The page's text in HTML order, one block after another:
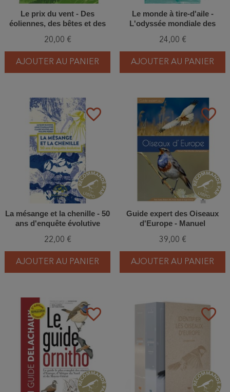
Le prix du vent - Des
éoliennes, des bêtes et des
20,00 €
AJOUTER AU PANIER
Le monde à tire-d'aile -
L'odyssée mondiale des
24,00 €
AJOUTER AU PANIER
favorite_border
La mésange et la chenille - 50
ans d'enquête évolutive
22,00 €
AJOUTER AU PANIER
favorite_border
Guide expert des Oiseaux
d'Europe - Manuel
Photographique
39,00 €
AJOUTER AU PANIER
favorite_border favorite_border